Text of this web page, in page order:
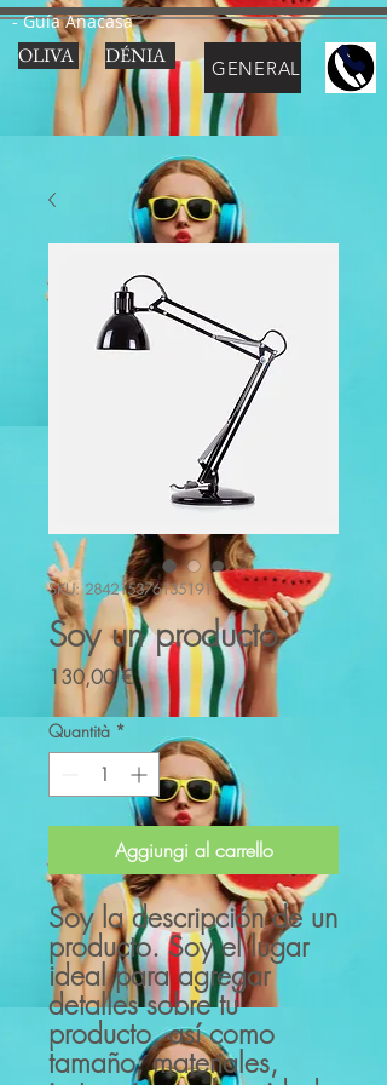
- Guía Anacasa
OLIVA DÉNIA GENERAL
SKU: 284215376135191
Soy un producto
130,00 €Prezzo
Quantità *
Aggiungi al carrello
Soy la descripción de un
producto. Soy el lugar
ideal para agregar
detalles sobre tu
producto, así como
tamaño, materiales,